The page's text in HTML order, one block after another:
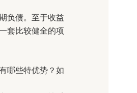
负债。至于收益
套比较健全的项
哪些特优势？如